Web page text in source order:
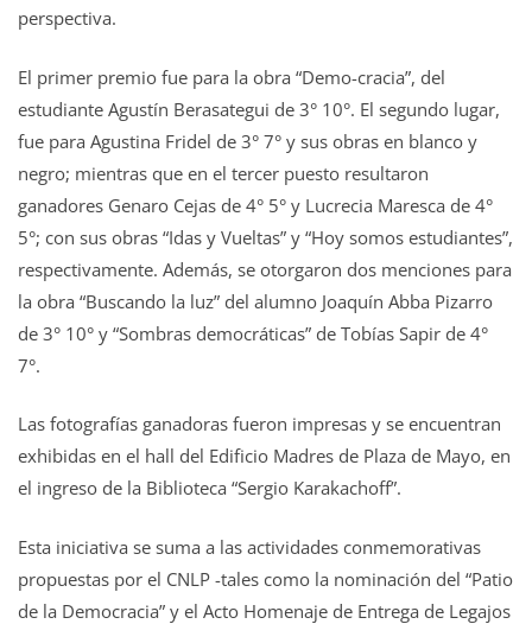
perspectiva.
El primer premio fue para la obra “Demo-cracia”, del
estudiante Agustín Berasategui de 3° 10°. El segundo lugar,
fue para Agustina Fridel de 3° 7° y sus obras en blanco y
negro; mientras que en el tercer puesto resultaron
ganadores Genaro Cejas de 4° 5° y Lucrecia Maresca de 4°
5°; con sus obras “Idas y Vueltas” y “Hoy somos estudiantes”,
respectivamente. Además, se otorgaron dos menciones para
la obra “Buscando la luz” del alumno Joaquín Abba Pizarro
de 3° 10° y “Sombras democráticas” de Tobías Sapir de 4°
7°.
Las fotografías ganadoras fueron impresas y se encuentran
exhibidas en el hall del Edificio Madres de Plaza de Mayo, en
el ingreso de la Biblioteca “Sergio Karakachoff”.
Esta iniciativa se suma a las actividades conmemorativas
propuestas por el CNLP -tales como la nominación del “Patio
de la Democracia” y el Acto Homenaje de Entrega de Legajos